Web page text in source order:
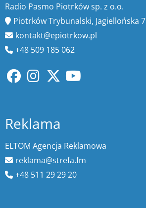
Radio Pasmo Piotrków sp. z o.o.
Piotrków Trybunalski, Jagiellońska 7
kontakt@epiotrkow.pl
+48 509 185 062
Reklama
ELTOM Agencja Reklamowa
reklama@strefa.fm
+48 511 29 29 20